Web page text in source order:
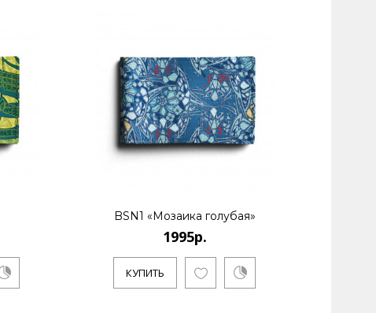
BSN1 «Мозаика голубая»
1995р.
КУПИТЬ